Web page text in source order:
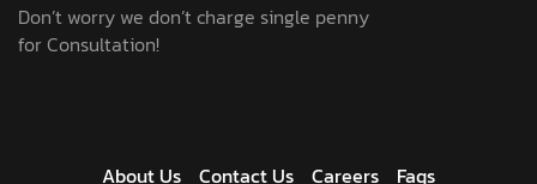
Don’t worry we don’t charge single penny
for Consultation!
About Us Contact Us Careers Faqs